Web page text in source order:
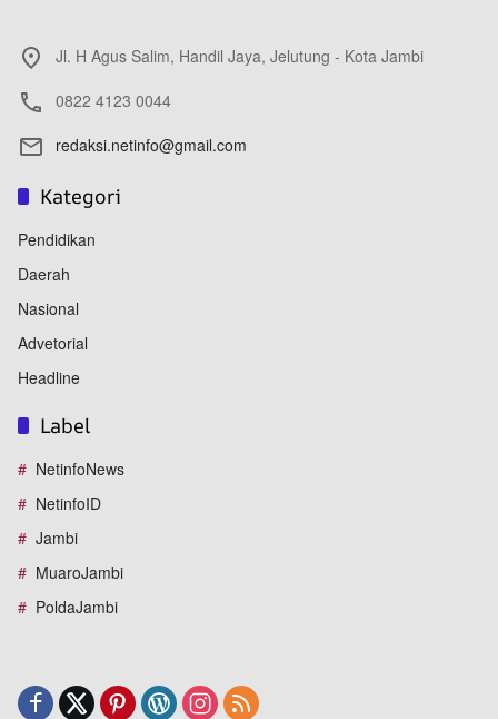
Jl. H Agus Salim, Handil Jaya, Jelutung - Kota Jambi
0822 4123 0044
redaksi.netinfo@gmail.com
Kategori
Pendidikan
Daerah
Nasional
Advetorial
Headline
Label
NetinfoNews
NetinfoID
Jambi
MuaroJambi
PoldaJambi